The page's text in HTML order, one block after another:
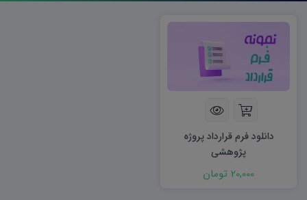
دانلود فرم قرارداد پروژه
پژوهشى
20,000 تومان